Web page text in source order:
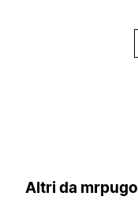
Altri da mrpugo